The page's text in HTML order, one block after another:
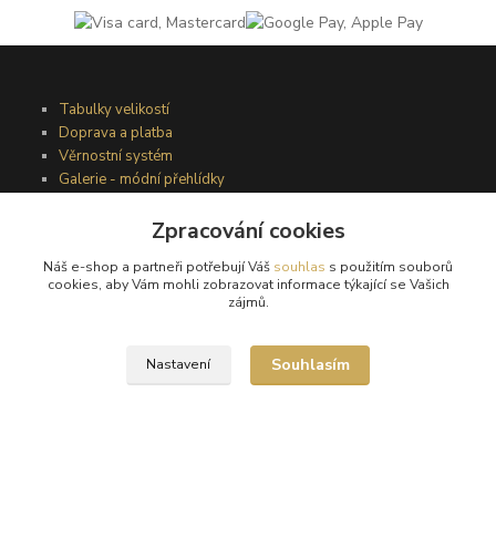
Tabulky velikostí
Doprava a platba
Věrnostní systém
Galerie - módní přehlídky
Podmínky užití webového rozhraní
Obchodní podmínky
Zpracování cookies
Náš e-shop a partneři potřebují Váš souhlas s použitím souborů
cookies, aby Vám mohli zobrazovat informace týkající se Vašich
zájmů.
Nastavení Souhlasím